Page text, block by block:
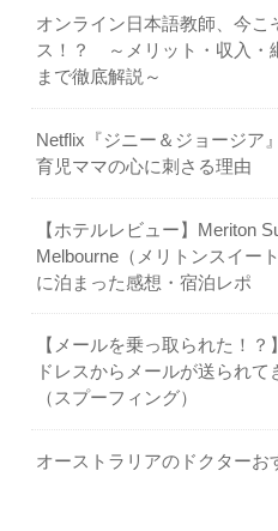
オンライン日本語教師、今こ
ス！？ ～メリット・収入・
まで徹底解説～
Netflix『ジニー＆ジョージア
育児ママの心に刺さる理由
【ホテルレビュー】Meriton
Melbourne（メリトンスイー
に泊まった感想・宿泊レポ
【メールを乗っ取られた！
ドレスからメールが送られて
（スプーフィング）
オーストラリアのドクターお